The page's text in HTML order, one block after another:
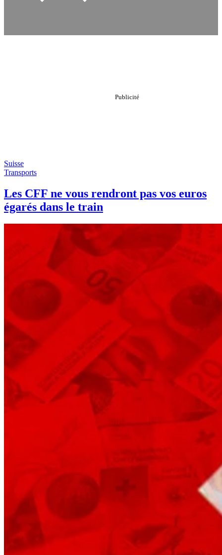
Suisse
Transports
Les CFF ne vous rendront pas vos euros
égarés dans le train